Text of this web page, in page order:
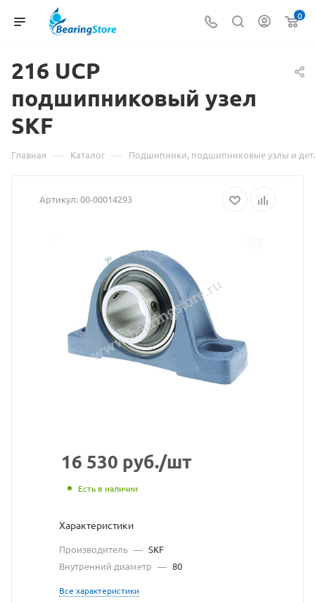
0
216 UCP
подшипниковый узел
UCP
SKF
Главная — Каталог — Подшипники, подшипниковые узлы и
Артикул:00-00014293
16 530 руб./шт
Есть в наличии
Характеристики
Производитель — SKF
Внутренний диаметр — 80
Все характеристики